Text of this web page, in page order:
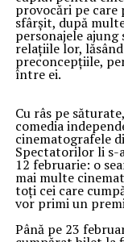
provocări pe
sfârșit, după
personajele ajung
relațiile lor,
preconcepțiile,
între ei.
Cu râs pe
comedia
cinematografele
Spectatorilor li s-
12 februarie: o
mai multe
toți cei care
vor primi un
Până pe 23